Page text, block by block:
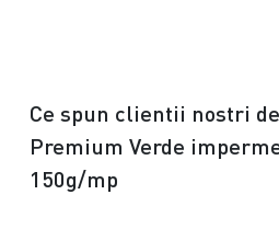
Ce spun clientii nostri
Premium Verde
150g/mp